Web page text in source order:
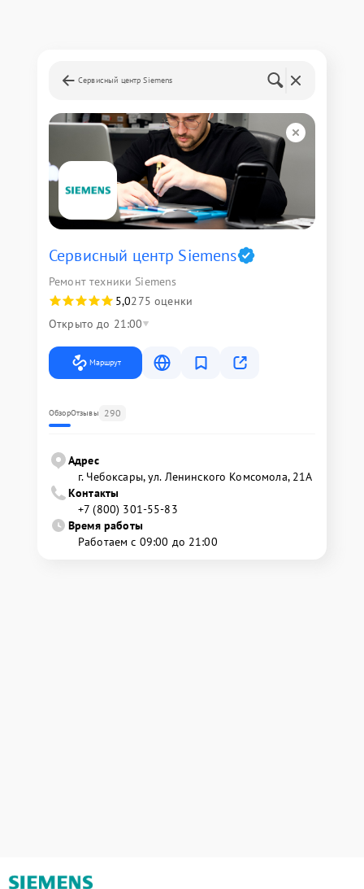
Сервисный центр Siemens
Сервисный центр Siemens
Ремонт техники Siemens
5,0275 оценки
Открыто до 21:00
Маршрут
ОбзорОтзывы 290
Адрес
г. Чебоксары, ул. Ленинского Комсомола, 21А
Контакты
+7 (800) 301-55-83
Время работы
Работаем с 09:00 до 21:00